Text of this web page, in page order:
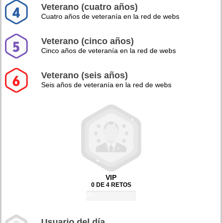
Veterano (cuatro años)
Cuatro años de veteranía en la red de webs
Veterano (cinco años)
Cinco años de veteranía en la red de webs
Veterano (seis años)
Seis años de veteranía en la red de webs
VIP
0 DE 4 RETOS